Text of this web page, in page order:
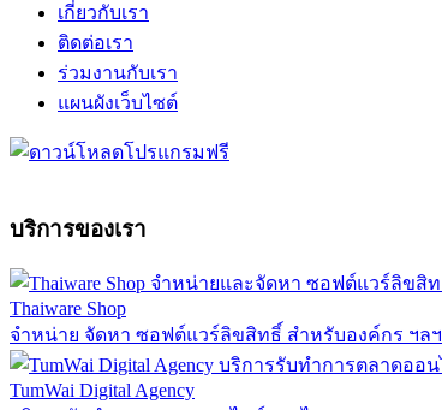
เกี่ยวกับเรา
ติดต่อเรา
ร่วมงานกับเรา
แผนผังเว็บไซต์
บริการของเรา
Thaiware Shop
จำหน่าย จัดหา ซอฟต์แวร์ลิขสิทธิ์ สำหรับองค์กร ฯลฯ
TumWai Digital Agency